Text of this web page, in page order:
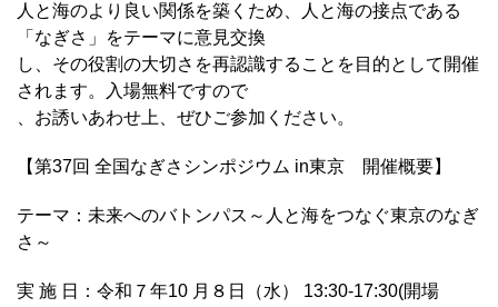
人と海のより良い関係を築くため、人と海の接点である
「なぎさ」をテーマに意見交換
し、その役割の大切さを再認識することを目的として開催
されます。入場無料ですので
、お誘いあわせ上、ぜひご参加ください。
【第37回 全国なぎさシンポジウム in東京 開催概要】
テーマ：未来へのバトンパス～人と海をつなぐ東京のなぎ
さ～
実 施 日：令和７年10 月８日（水） 13:30-17:30(開場